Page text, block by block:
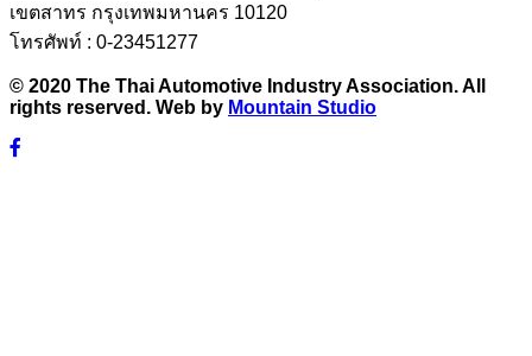
เขตสาทร กรุงเทพมหานคร 10120
โทรศัพท์ : 0-23451277
© 2020 The Thai Automotive Industry Association. All
rights reserved. Web by Mountain Studio